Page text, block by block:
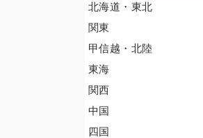
北海道・東北
関東
甲信越・北陸
東海
関西
中国
四国